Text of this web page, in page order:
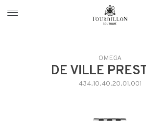
https://
OMEGA
DE VILLE
434.10.40.20.01.001